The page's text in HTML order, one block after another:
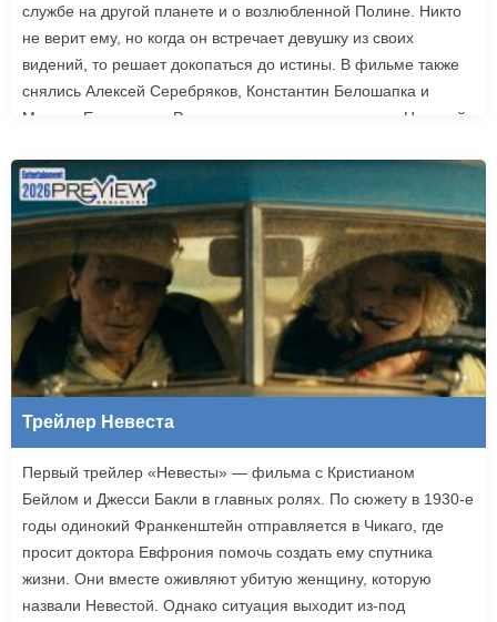
службе на другой планете и о возлюбленной Полине. Никто
не верит ему, но когда он встречает девушку из своих
видений, то решает докопаться до истины. В фильме также
снялись Алексей Серебряков, Константин Белошапка и
Максим Емельянов. Режиссером картины выступил Николай
«Девятой планеты» запланирована на 24 сентября.
Трейлер Невеста
Первый трейлер «Невесты» — фильма с Кристианом
Бейлом и Джесси Бакли в главных ролях. По сюжету в 1930-е
годы одинокий Франкенштейн отправляется в Чикаго, где
просит доктора Евфрония помочь создать ему спутника
жизни. Они вместе оживляют убитую женщину, которую
назвали Невестой. Однако ситуация выходит из-под